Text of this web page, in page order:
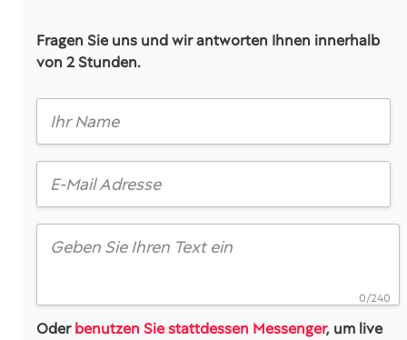
Fragen Sie uns und wir antworten Ihnen innerhalb
von 2 Stunden.
Oderbenutzen Sie stattdessen Messenger, um live
0/240